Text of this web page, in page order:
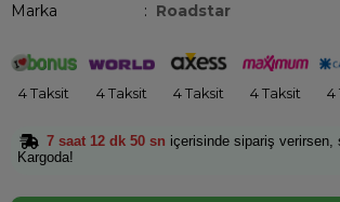
Marka : Roadstar
4 Taksit 4 Taksit 4 Taksit 4 Taksit 4
7 saat 12 dk 49 sn içerisinde sipariş verirsen,
Kargoda!